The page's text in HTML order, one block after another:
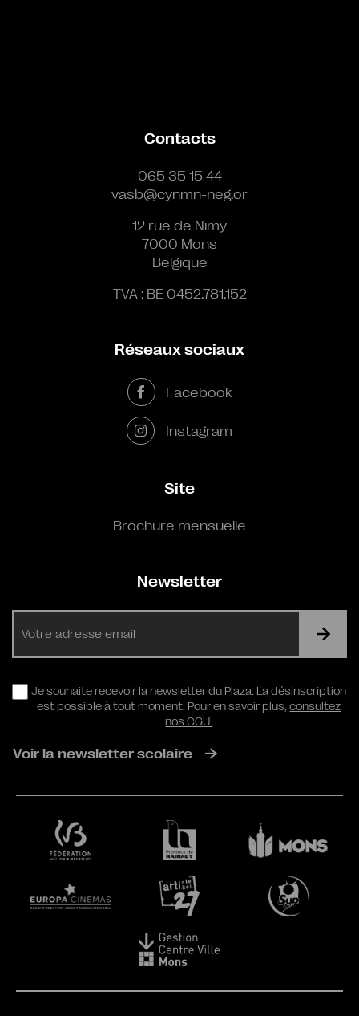
Contacts
065 35 15 44
vasb@cynmn-neg.or
12 rue de Nimy
7000 Mons
Belgique
TVA : BE 0452.781.152
Réseaux sociaux
Facebook
Instagram
Site
Brochure mensuelle
Newsletter
RGPD
Je souhaite recevoir la newsletter du Plaza. La désinscription
est possible à tout moment. Pour en savoir plus,consultez
nos CGU.
Voir la newsletter scolaire